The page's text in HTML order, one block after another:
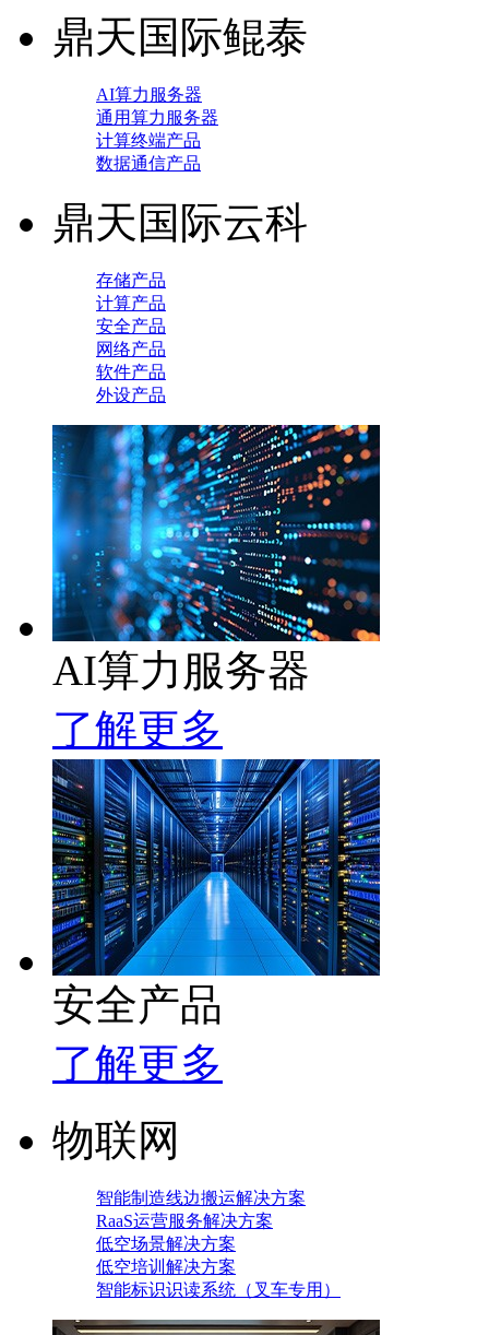
鼎天国际鲲泰
AI算力服务器
通用算力服务器
计算终端产品
数据通信产品
鼎天国际云科
存储产品
计算产品
安全产品
网络产品
软件产品
外设产品
AI算力服务器
了解更多
安全产品
了解更多
物联网
智能制造线边搬运解决方案
RaaS运营服务解决方案
低空场景解决方案
低空培训解决方案
智能标识识读系统（叉车专用）